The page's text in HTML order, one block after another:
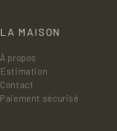
LA MAISON
À propos
Estimation
Contact
Paiement sécurisé